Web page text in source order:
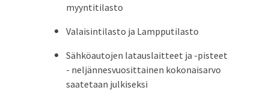
myyntitilasto
Valaisintilasto ja Lampputilasto
Sähköautojen latauslaitteet ja -pisteet
- neljännesvuosittainen kokonaisarvo
saatetaan julkiseksi